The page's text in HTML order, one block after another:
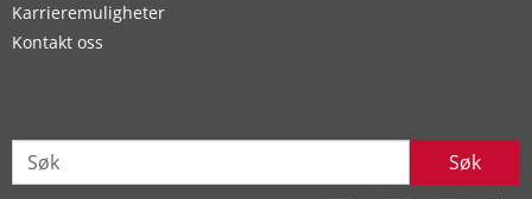
Karrieremuligheter
Kontakt oss
Søk